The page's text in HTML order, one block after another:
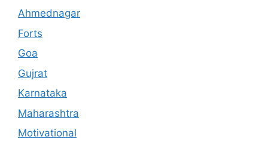
Ahmednagar
Forts
Goa
Gujrat
Karnataka
Maharashtra
Motivational